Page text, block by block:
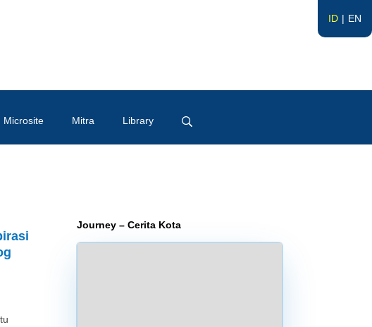
ID EN
Microsite Mitra Library
Journey – Cerita Kota